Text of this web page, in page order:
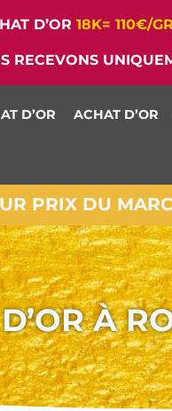
D’OR 18K= 110€/GR
RECEVONS
D’OR ACHAT D’OR
PRIX DU
À